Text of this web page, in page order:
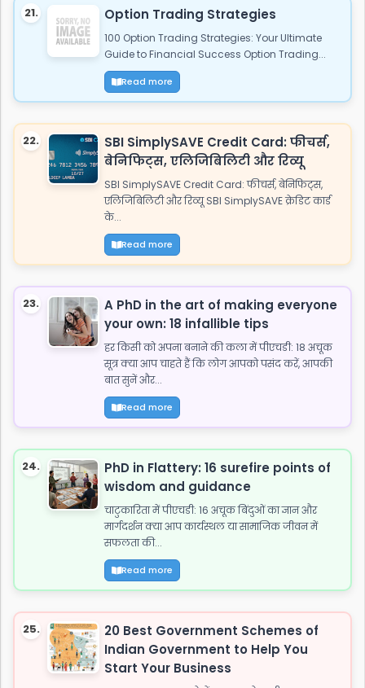
21. Option Trading Strategies
100 Option Trading Strategies: Your Ultimate
Guide to Financial Success Option Trading...
Read more
22.
SBI SimplySAVE Credit Card: फीचर्स,
बेनिफिट्स, एलिजिबिलिटी और रिव्यू
SBI SimplySAVE Credit Card: फीचर्स, बेनिफिट्स,
एलिजिबिलिटी और रिव्यू SBI SimplySAVE क्रेडिट कार्ड
के...
Read more
23.
A PhD in the art of making everyone
your own: 18 infallible tips
हर किसी को अपना बनाने की कला में पीएचडी: 18 अचूक
सूत्र क्या आप चाहते हैं कि लोग आपको पसंद करें, आपकी
बात सुनें और...
Read more
24.
PhD in Flattery: 16 surefire points of
wisdom and guidance
चाटुकारिता में पीएचडी: 16 अचूक बिंदुओं का ज्ञान और
मार्गदर्शन क्या आप कार्यस्थल या सामाजिक जीवन में
सफलता की...
Read more
25.
20 Best Government Schemes of
Indian Government to Help You
Start Your Business